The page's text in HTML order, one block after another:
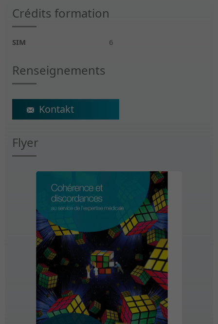
Crédits formation
SIM 6
Renseignements
ecs@crr-suva.ch
Flyer